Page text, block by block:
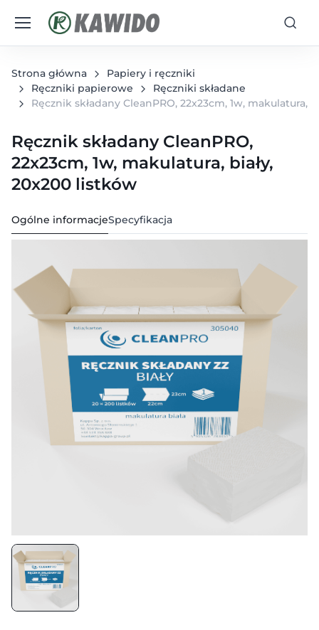
Strona główna
Papiery i ręczniki
Ręczniki papierowe
Ręczniki składane
Ręcznik składany CleanPRO, 22x23cm, 1w, makulatura,
Ręcznik składany CleanPRO,
22x23cm, 1w, makulatura, biały,
20x200 listków
Ogólne informacjeSpecyfikacja